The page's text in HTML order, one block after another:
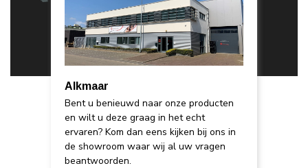
Alkmaar
Bent u benieuwd naar onze producten
en wilt u deze graag in het echt
ervaren? Kom dan eens kijken bij ons in
de showroom waar wij al uw vragen
beantwoorden.